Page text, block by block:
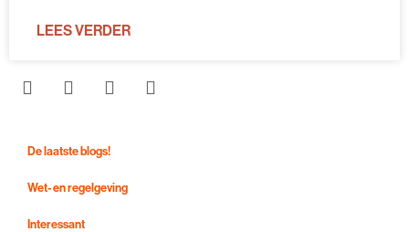
LEES VERDER
De laatste blogs!
Wet- en regelgeving
Interessant